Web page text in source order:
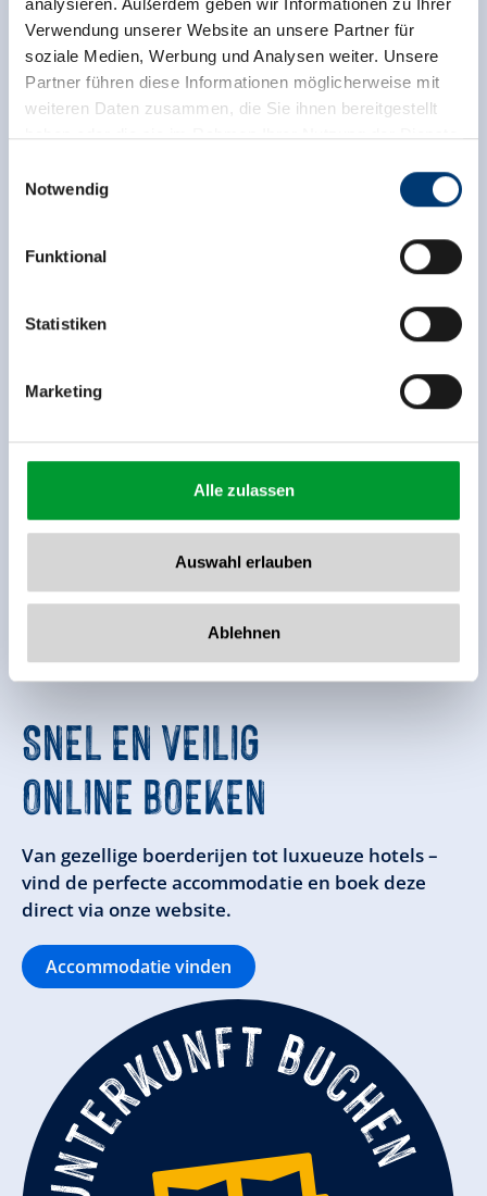
Verwendung unserer Website an unsere Partner für
soziale Medien, Werbung und Analysen weiter. Unsere
Partner führen diese Informationen möglicherweise mit
weiteren Daten zusammen, die Sie ihnen bereitgestellt
haben oder die sie im Rahmen Ihrer Nutzung der Dienste
Rohr 23// A-6280 Zell am Ziller
www.zillertalarena.com
Notwendig
Funktional
Statistiken
Marketing
Alle zulassen
Auswahl erlauben
Ablehnen
SNEL EN VEILIG
ONLINE BOEKEN
Van gezellige boerderijen tot luxueuze hotels –
vind de perfecte accommodatie en boek deze
direct via onze website.
Accommodatie vinden